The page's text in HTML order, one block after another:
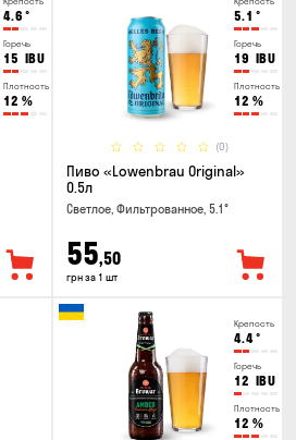
4.6 °
Горечь
15 IBU
Плотность
12 %
5.1 °
Горечь
19 IBU
Плотность
12 %
(0)
Пиво «Lowenbrau Original»
0.5л
Светлое, Фильтрованное, 5.1°
55,50
грн за 1 шт
Крепость
4.4°
Горечь
12 IBU
Плотность
12 %